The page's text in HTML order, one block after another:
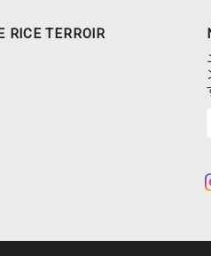
RICE TERROIR